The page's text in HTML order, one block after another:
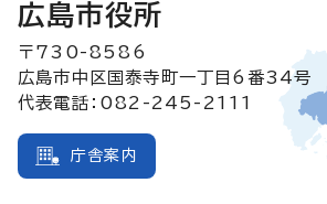
広島市役所
〒730-8586
広島市中区国泰寺町一丁目6番34号
代表電話：082-245-2111
庁舎案内